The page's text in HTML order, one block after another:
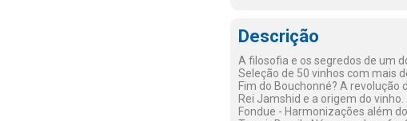
Descrição
A filosofia e os segredos de um
Seleção de 50 vinhos com mais
Fim do Bouchonné? A revolução
Rei Jamshid e a origem do vinho.
Fondue - Harmonizações além do